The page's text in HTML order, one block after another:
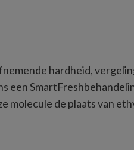
hardheid,
een
molecule de plaats van